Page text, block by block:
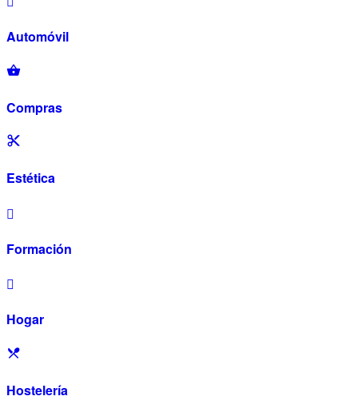
Automóvil
Compras
Estética
Formación
Hogar
Hostelería